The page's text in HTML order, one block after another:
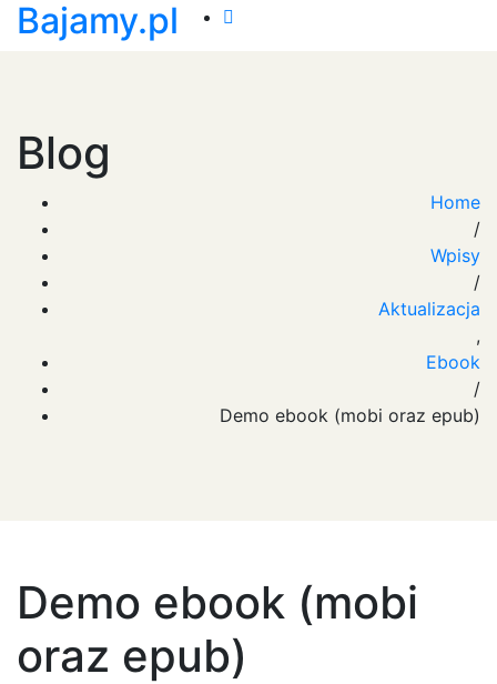
Bajamy.pl
Blog
Home
/
Wpisy
/
Aktualizacja
,
Ebook
/
Demo ebook (mobi oraz epub)
Demo ebook (mobi
oraz epub)